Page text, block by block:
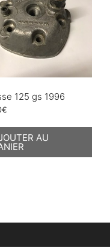
125 gs 1996
€
AU